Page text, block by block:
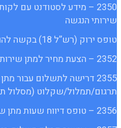
2350 – מידע לסטודנט עם
שירותי הנגשה
טופס ירוק (רש”ל 18) בקשה להוצאת רישיון נהיגה
2352 – הצעת מחיר למתן שירותי תרגום/תמלול
2355 דרישה לתשלום עבור
תרגום/תמלול/שקלוט (מסלול
2356 – טופס דיווח שעות מתן שירותי תרגום/תמלול